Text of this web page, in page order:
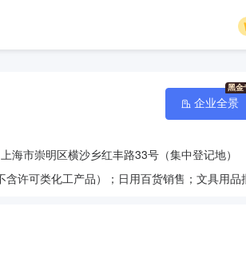
上海市崇明区横沙乡红丰路33号（集中登记地）
企业全景